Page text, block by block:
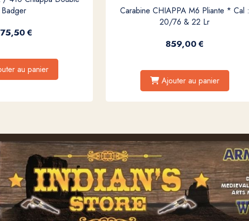
Badger
€
au panier
Carabine CHIAPPA M6 Pliante * Cal :
20/76 & 22 Lr
859,00€
Ajouter au panier